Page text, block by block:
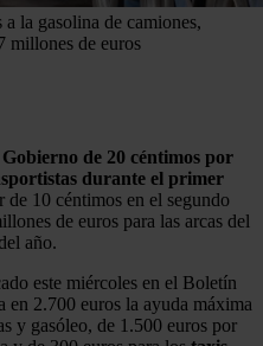
la gasolina de camiones,
millones de euros
de 20 céntimos por
durante el primer
de 10 céntimos en el segundo
de euros para las arcas del
año.
este miércoles en el Boletín
2.700 euros la ayuda máxima
y gasóleo, de 1.500 euros por